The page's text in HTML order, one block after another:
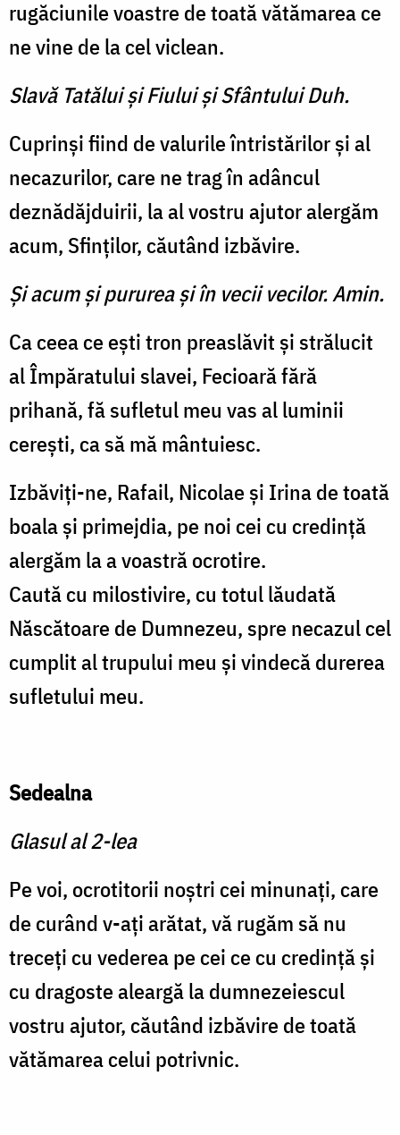
rugăciunile voastre de toată vătămarea ce
ne vine de la cel viclean.
Slavă Tatălui şi Fiului şi Sfântului Duh.
Cuprinși fiind de valurile întristărilor și al
necazurilor, care ne trag în adâncul
deznădăjduirii, la al vostru ajutor alergăm
acum, Sfinților, căutând izbăvire.
Şi acum şi pururea şi în vecii vecilor. Amin.
Ca ceea ce ești tron preaslăvit și strălucit
al Împăratului slavei, Fecioară fără
prihană, fă sufletul meu vas al luminii
cerești, ca să mă mântuiesc.
Izbăviți-ne, Rafail, Nicolae și Irina de toată
boala și primejdia, pe noi cei cu credință
alergăm la a voastră ocrotire.
Caută cu milostivire, cu totul lăudată
Născătoare de Dumnezeu, spre necazul cel
cumplit al trupului meu și vindecă durerea
sufletului meu.
Sedealna
Glasul al 2-lea
Pe voi, ocrotitorii noștri cei minunați, care
de curând v-ați arătat, vă rugăm să nu
treceți cu vederea pe cei ce cu credință și
cu dragoste aleargă la dumnezeiescul
vostru ajutor, căutând izbăvire de toată
vătămarea celui potrivnic.